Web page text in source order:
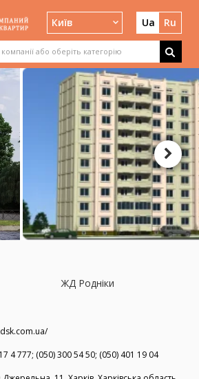
Київ Ua Ru
ЖД Родніки
4 777; (050) 300 54 50; (050) 401 19 04